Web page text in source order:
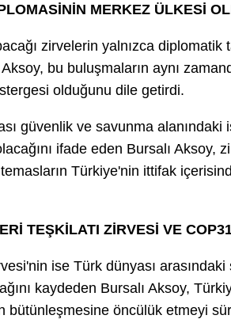
MERKEZ ÜLKESİ
zirvelerin yalnızca diplomatik
Aksoy, bu buluşmaların aynı
olduğunu dile getirdi.
güvenlik ve savunma
ifade eden Bursalı Aksoy,
Türkiye'nin ittifak
TEŞKİLATI ZİRVESİ VE
ise Türk dünyası
kaydeden Bursalı Aksoy,
bütünleşmesine öncülük etmeyi